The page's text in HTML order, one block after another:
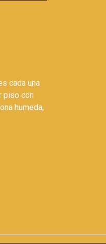
cada una
piso con
humeda,